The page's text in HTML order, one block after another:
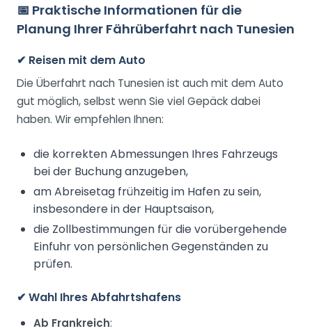
📅 Praktische Informationen für die
Planung Ihrer Fährüberfahrt nach Tunesien
✔ Reisen mit dem Auto
Die Überfahrt nach Tunesien ist auch mit dem Auto
gut möglich, selbst wenn Sie viel Gepäck dabei
haben. Wir empfehlen Ihnen:
die korrekten Abmessungen Ihres Fahrzeugs
bei der Buchung anzugeben,
am Abreisetag frühzeitig im Hafen zu sein,
insbesondere in der Hauptsaison,
die Zollbestimmungen für die vorübergehende
Einfuhr von persönlichen Gegenständen zu
prüfen.
✔ Wahl Ihres Abfahrtshafens
Ab Frankreich: